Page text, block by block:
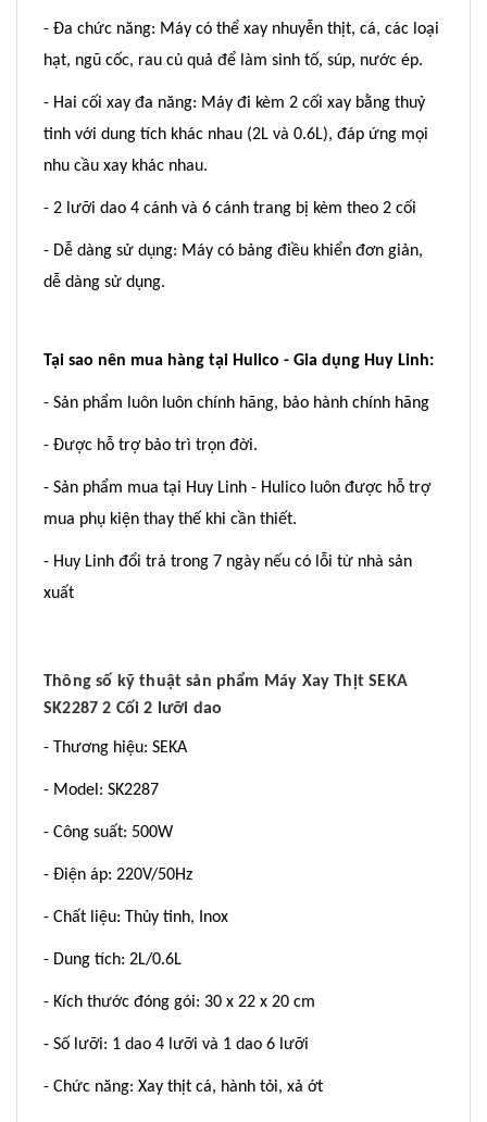
- Đa chức năng: Máy có thể xay nhuyễn thịt, cá, các loại
hạt, ngũ cốc, rau củ quả để làm sinh tố, súp, nước ép.
- Hai cối xay đa năng: Máy đi kèm 2 cối xay bằng thuỷ
tinh với dung tích khác nhau (2L và 0.6L), đáp ứng mọi
nhu cầu xay khác nhau.
- 2 lưỡi dao 4 cánh và 6 cánh trang bị kèm theo 2 cối
- Dễ dàng sử dụng: Máy có bảng điều khiển đơn giản,
dễ dàng sử dụng.
Tại sao nên mua hàng tại Hulico - Gia dụng Huy Linh:
- Sản phẩm luôn luôn chính hãng, bảo hành chính hãng
- Được hỗ trợ bảo trì trọn đời.
- Sản phẩm mua tại Huy Linh - Hulico luôn được hỗ trợ
mua phụ kiện thay thế khi cần thiết.
- Huy Linh đổi trả trong 7 ngày nếu có lỗi từ nhà sản
xuất
Thông số kỹ thuật sản phẩm Máy Xay Thịt SEKA
SK2287 2 Cối 2 lưỡi dao
- Thương hiệu: SEKA
- Model: SK2287
- Công suất: 500W
- Điện áp: 220V/50Hz
- Chất liệu: Thủy tinh, Inox
- Dung tích: 2L/0.6L
- Kích thước đóng gói: 30 x 22 x 20 cm
- Số lưỡi: 1 dao 4 lưỡi và 1 dao 6 lưỡi
- Chức năng: Xay thịt cá, hành tỏi, xả ớt